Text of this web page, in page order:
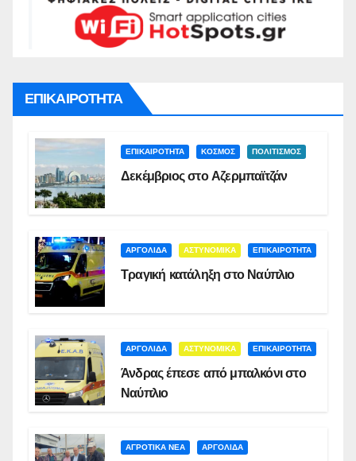
ΕΠΙΚΑΙΡΟΤΗΤΑ
ΕΠΙΚΑΙΡΟΤΗΤΑ ΚΟΣΜΟΣ ΠΟΛΙΤΙΣΜΟΣ
Δεκέμβριος στο Αζερμπαϊτζάν
ΑΡΓΟΛΙΔΑ ΑΣΤΥΝΟΜΙΚΑ ΕΠΙΚΑΙΡΟΤΗΤΑ
Τραγική κατάληξη στο Ναύπλιο
ΑΡΓΟΛΙΔΑ ΑΣΤΥΝΟΜΙΚΑ ΕΠΙΚΑΙΡΟΤΗΤΑ
Άνδρας έπεσε από μπαλκόνι στο
Ναύπλιο
ΑΓΡΟΤΙΚΑ ΝΕΑ ΑΡΓΟΛΙΔΑ